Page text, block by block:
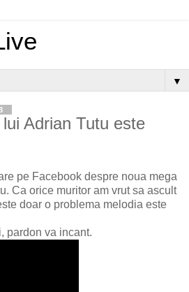
▼
Adrian Tutu este
pe Facebook despre noua mega
Ca orice muritor am vrut sa ascult
doar o problema melodia este
pardon va incant.